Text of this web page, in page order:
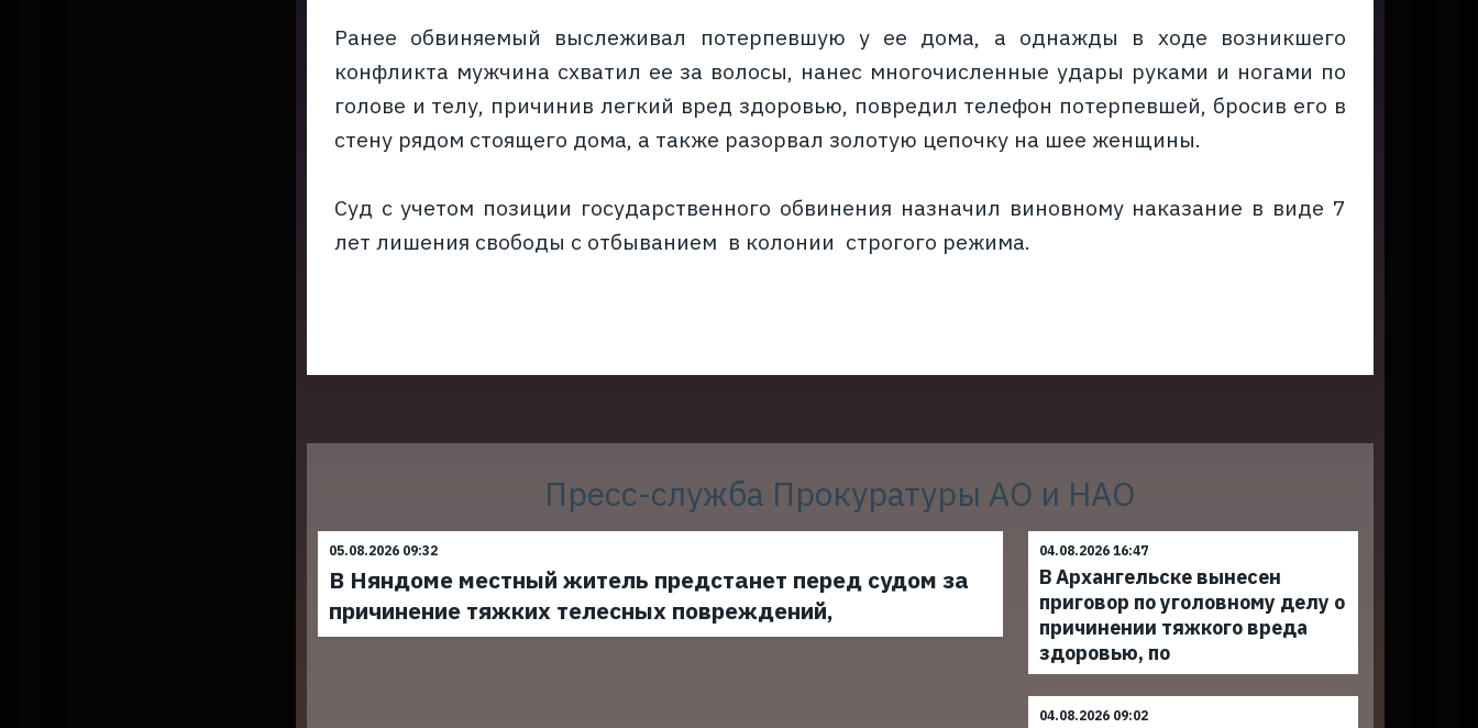
Ранее обвиняемый выслеживал потерпевшую у ее дома, а однажды в ходе возникшего
конфликта мужчина схватил ее за волосы, нанес многочисленные удары руками и ногами по
голове и телу, причинив легкий вред здоровью, повредил телефон потерпевшей, бросив его в
стену рядом стоящего дома, а также разорвал золотую цепочку на шее женщины.
Суд с учетом позиции государственного обвинения назначил виновному наказание в виде 7
лет лишения свободы с отбыванием в колонии строгого режима.
Пресс-служба Прокуратуры АО и НАО
05.08.2026 09:32
В Няндоме местный житель предстанет перед судом за
причинение тяжких телесных повреждений,
04.08.2026 16:47
В Архангельске вынесен
приговор по уголовному делу о
причинении тяжкого вреда
здоровью, по
04.08.2026 09:02